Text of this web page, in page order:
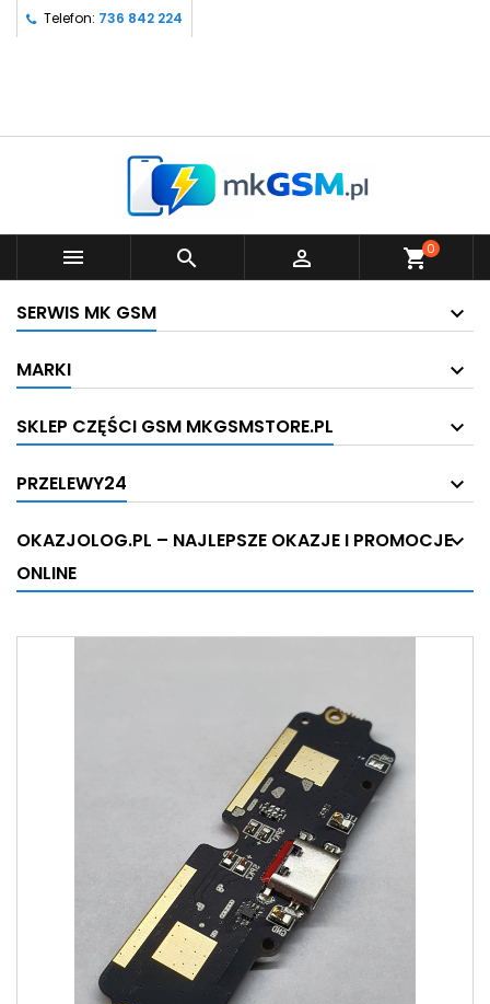
Telefon: 736 842 224
   shopping_cart0
SERWIS MK GSM
MARKI
SKLEP CZĘŚCI GSM MKGSMSTORE.PL
PRZELEWY24
OKAZJOLOG.PL – NAJLEPSZE OKAZJE I PROMOCJE
ONLINE